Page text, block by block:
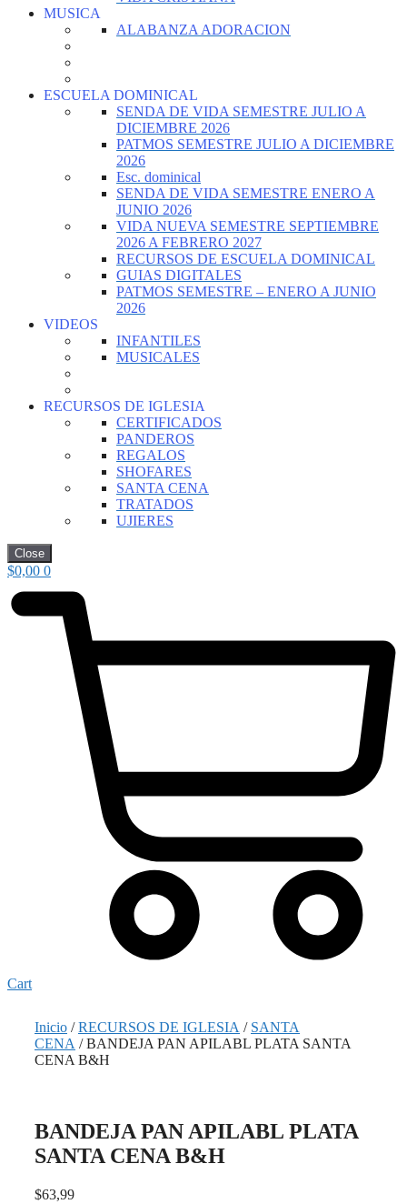
MUSICA
ALABANZA ADORACION
ESCUELA DOMINICAL
SENDA DE VIDA SEMESTRE JULIO A
DICIEMBRE 2026
PATMOS SEMESTRE JULIO A DICIEMBRE
2026
Esc. dominical
SENDA DE VIDA SEMESTRE ENERO A
JUNIO 2026
VIDA NUEVA SEMESTRE SEPTIEMBRE
2026 A FEBRERO 2027
RECURSOS DE ESCUELA DOMINICAL
GUIAS DIGITALES
PATMOS SEMESTRE – ENERO A JUNIO
2026
VIDEOS
INFANTILES
MUSICALES
RECURSOS DE IGLESIA
CERTIFICADOS
PANDEROS
REGALOS
SHOFARES
SANTA CENA
TRATADOS
UJIERES
Close
$0,00 0
Cart
Inicio /RECURSOS DE IGLESIA / SANTA
CENA / BANDEJA PAN APILABL PLATA SANTA
CENA B&H
BANDEJA PAN APILABL PLATA
SANTA CENA B&H
$63,99